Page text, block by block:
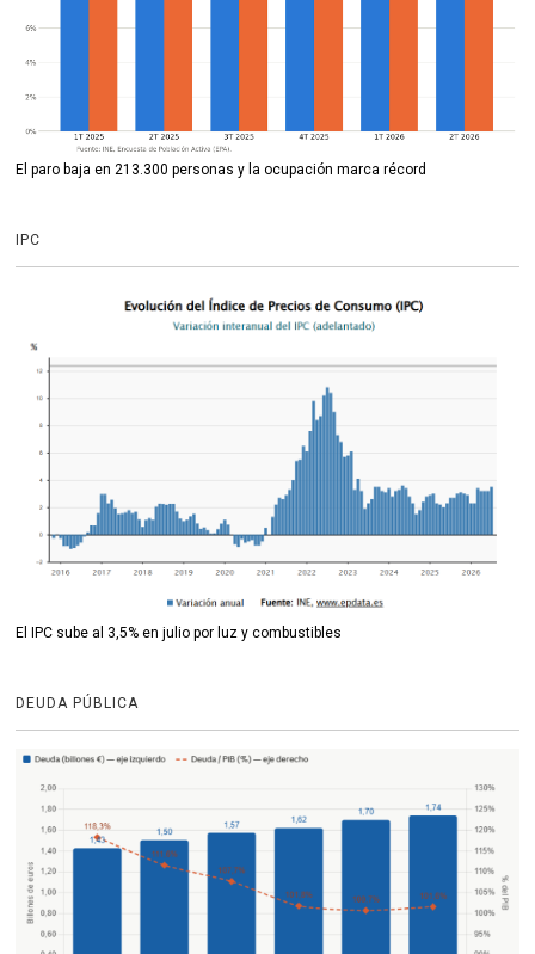
El paro baja en 213.300 personas y la ocupación marca récord
IPC
El IPC sube al 3,5% en julio por luz y combustibles
DEUDA PÚBLICA